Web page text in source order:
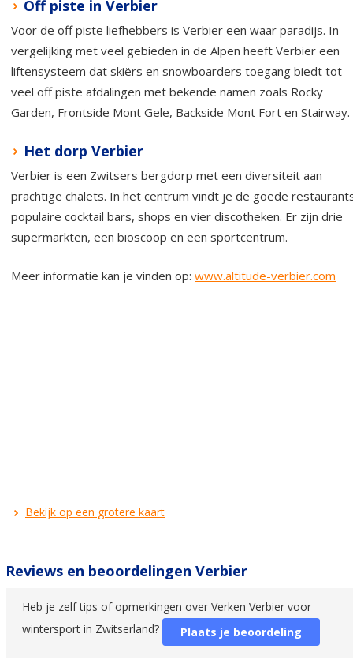
Off piste in Verbier
Voor de off piste liefhebbers is Verbier een waar paradijs. In
vergelijking met veel gebieden in de Alpen heeft Verbier een
liftensysteem dat skiërs en snowboarders toegang biedt tot
veel off piste afdalingen met bekende namen zoals Rocky
Garden, Frontside Mont Gele, Backside Mont Fort en Stairway.
Het dorp Verbier
Verbier is een Zwitsers bergdorp met een diversiteit aan
prachtige chalets. In het centrum vindt je de goede
populaire cocktail bars, shops en vier discotheken. Er zijn drie
supermarkten, een bioscoop en een sportcentrum.
Meer informatie kan je vinden op: www.altitude-verbier.com
Bekijk op een grotere kaart
Reviews en beoordelingen Verbier
Heb je zelf tips of opmerkingen over Verken Verbier voor
wintersport in Zwitserland?
Plaats je beoordeling